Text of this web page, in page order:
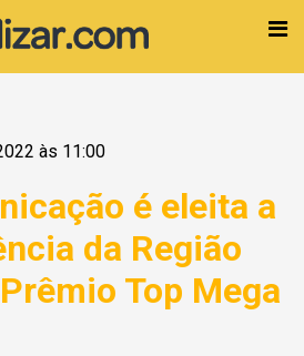
às 11:00
é eleita a
da Região
Top Mega